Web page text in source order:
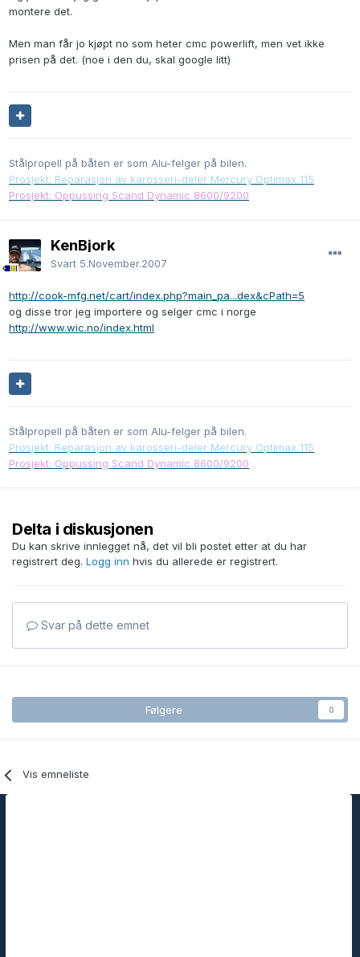
montere det.
Men man får jo kjøpt no som heter cmc powerlift, men vet ikke
prisen på det. (noe i den du, skal google litt)
Stålpropell på båten er som Alu-felger på bilen.
Prosjekt: Reparasjon av karosseri-deler Mercury Optimax 115
Prosjekt: Oppussing Scand Dynamic 8600/9200
KenBjork
Svart 5.November.2007
http://cook-mfg.net/cart/index.php?main_pa...dex&cPath=5
og disse tror jeg importere og selger cmc i norge
http://www.wic.no/index.html
Stålpropell på båten er som Alu-felger på bilen.
Prosjekt: Reparasjon av karosseri-deler Mercury Optimax 115
Prosjekt: Oppussing Scand Dynamic 8600/9200
Delta i diskusjonen
Du kan skrive innlegget nå, det vil bli postet etter at du har
registrert deg. Logg inn hvis du allerede er registrert.
Svar på dette emnet
Følgere 0
Vis emneliste